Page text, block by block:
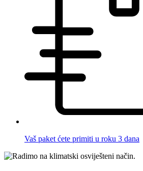
Vaš paket ćete primiti u roku 3 dana